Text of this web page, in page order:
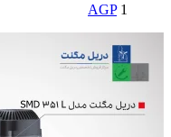
AGP 1